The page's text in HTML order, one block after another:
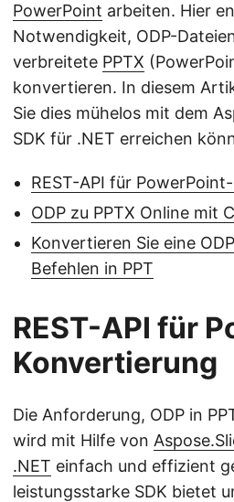
PowerPoint arbeiten. Hier
Notwendigkeit, ODP-
verbreitete PPTX
konvertieren. In diesem
Sie dies mühelos mit dem
SDK für .NET erreichen
REST-API für
ODP zu PPTX Online mit
Konvertieren Sie eine
Befehlen in PPT
REST-API für
Konvertierung
Die Anforderung, ODP in
wird mit Hilfe von
.NET einfach und effizient
leistungsstarke SDK bietet